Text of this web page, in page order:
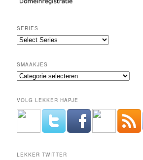
SERIES
SMAAKJES
Smaakjes
VOLG LEKKER HAPJE
LEKKER TWITTER